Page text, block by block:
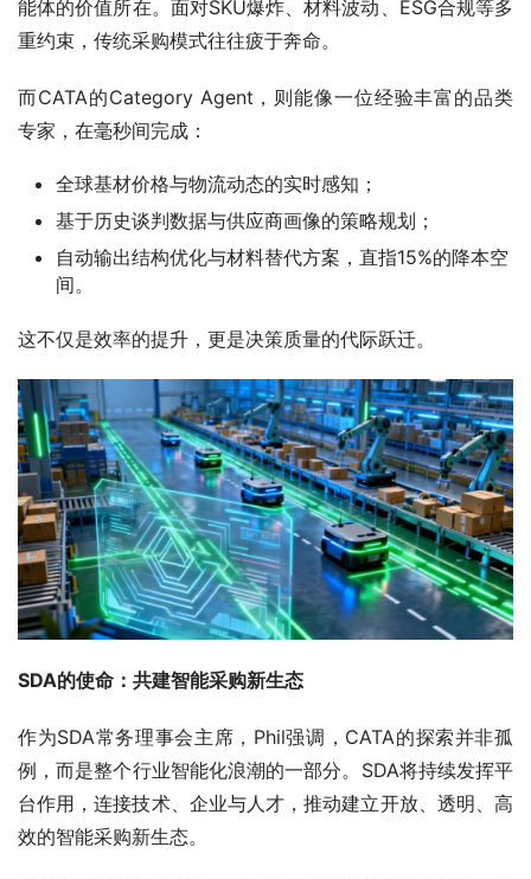
能体的价值所在。面对SKU爆炸、材料波动、ESG合规等多
重约束，传统采购模式往往疲于奔命。
而CATA的Category Agent，则能像一位经验丰富的品类
专家，在毫秒间完成：
全球基材价格与物流动态的实时感知；
基于历史谈判数据与供应商画像的策略规划；
自动输出结构优化与材料替代方案，直指15%的降本空
间。
这不仅是效率的提升，更是决策质量的代际跃迁。
SDA的使命：共建智能采购新生态
作为SDA常务理事会主席，Phil强调，CATA的探索并非孤
例，而是整个行业智能化浪潮的一部分。SDA将持续发挥平
台作用，连接技术、企业与人才，推动建立开放、透明、高
效的智能采购新生态。